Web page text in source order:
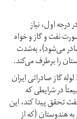
درجه اول، نیاز
نفت و گاز و خواه
می‌شود)، به‌شدت
را برطرف می‌کند.
گاز صادراتی ایران
در شرایطی که
تحقق پیدا کند، این